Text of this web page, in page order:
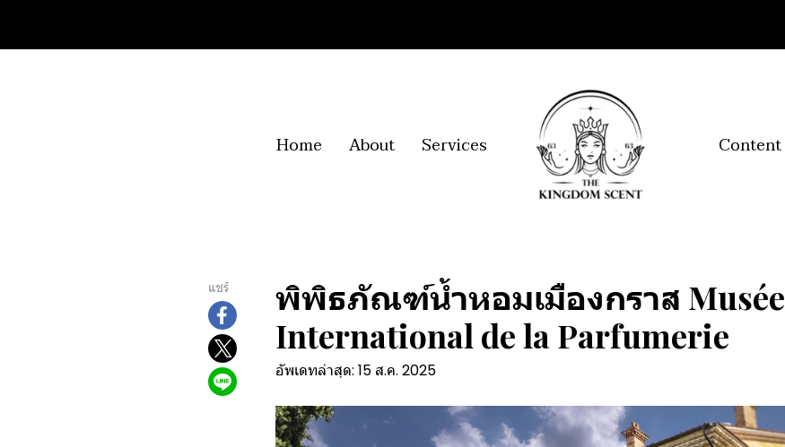
Home About Services Content
แชร์
พิพิธภัณฑ์น้ำหอมเมืองกราส Musée
International de la Parfumerie
อัพเดทล่าสุด: 15 ส.ค. 2025